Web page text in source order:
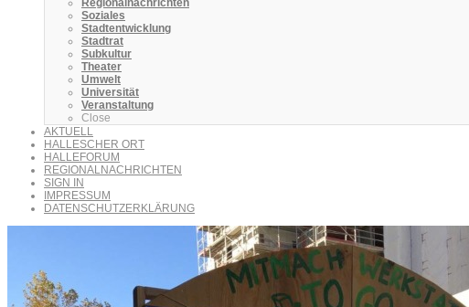
Regionalnachrichten
Soziales
Stadtentwicklung
Stadtrat
Subkultur
Theater
Umwelt
Universität
Veranstaltung
Close
AKTUELL
HALLESCHER ORT
HALLEFORUM
REGIONALNACHRICHTEN
SIGN IN
IMPRESSUM
DATENSCHUTZERKLÄRUNG